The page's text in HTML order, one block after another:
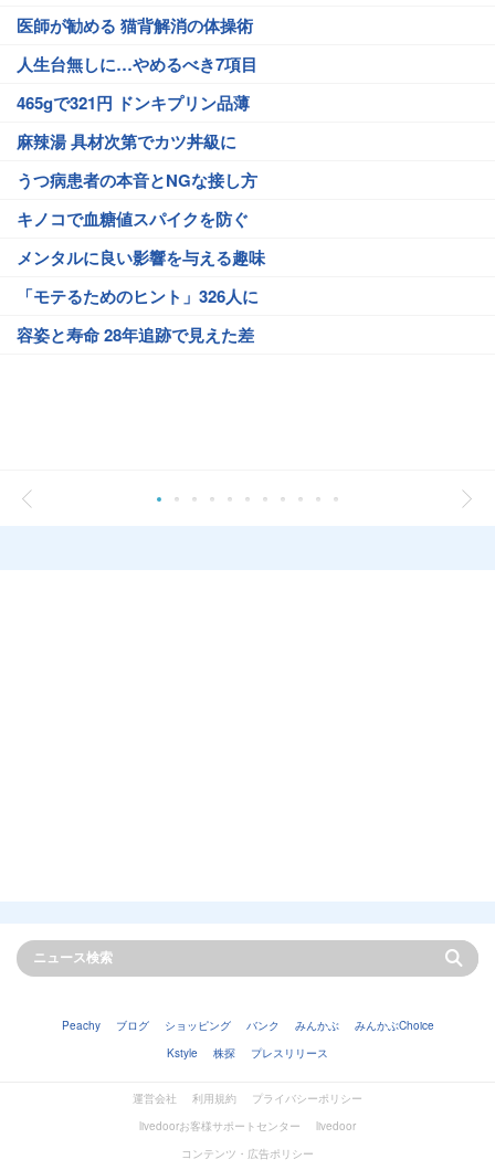
医師が勧める 猫背解消の体操術
人生台無しに…やめるべき7項目
465gで321円 ドンキプリン品薄
麻辣湯 具材次第でカツ丼級に
うつ病患者の本音とNGな接し方
キノコで血糖値スパイクを防ぐ
メンタルに良い影響を与える趣味
「モテるためのヒント」326人に
容姿と寿命 28年追跡で見えた差
Peachy ブログ ショッピング バンク みんかぶ
みんかぶChoice
Kstyle
株探 プレスリリース
運営会社 利用規約
プライバシーポリシー
livedoorお客様サポートセンター
livedoor
コンテンツ・広告ポリシー